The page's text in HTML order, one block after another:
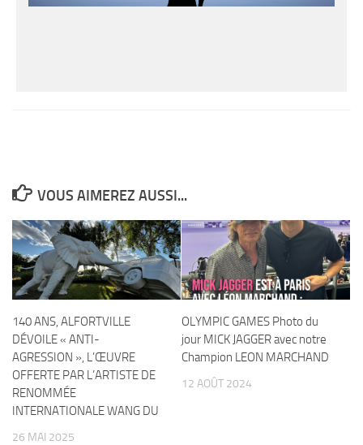
VOUS AIMEREZ AUSSI...
140 ANS, ALFORTVILLE
DÉVOILE « ANTI-
AGRESSION », L’ŒUVRE
OFFERTE PAR L’ARTISTE DE
RENOMMÉE
INTERNATIONALE WANG DU
26 MAI 2025
OLYMPIC GAMES Photo du
jour MICK JAGGER avec notre
Champion LEON MARCHAND
12 AOÛT 2024